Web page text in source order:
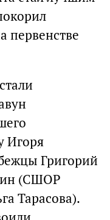
первенстве
Игоря
Григорий
(СШОР
Тарасова).